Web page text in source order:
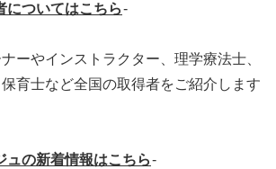
についてはこちら-
ーやインストラクター、理学療法士、
育士など全国の取得者をご紹介します
ュの新着情報はこちら-